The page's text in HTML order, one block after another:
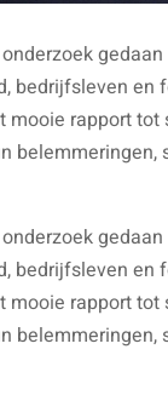
bedrijfsleven en
rapport tot
belemmeringen,
bedrijfsleven en
rapport tot
belemmeringen,